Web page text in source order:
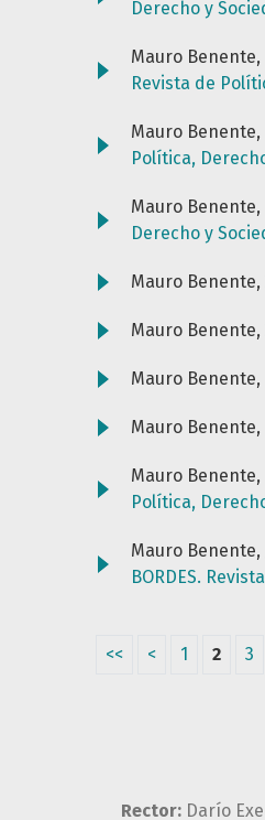
Derecho y
Mauro Benente,
Revista de
Mauro Benente,
Política,
Mauro Benente,
Derecho y
Mauro Benente,
Mauro Benente,
Mauro Benente,
Mauro Benente,
Mauro Benente,
Política,
Mauro Benente,
BORDES.
<< < 1 2 3
Rector: Darío